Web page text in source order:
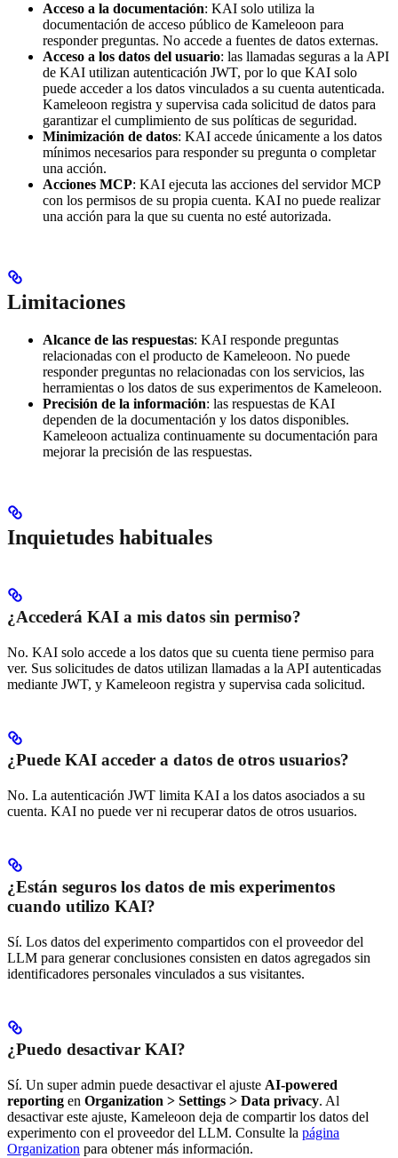
Acceso a la documentación: KAI solo utiliza la
documentación de acceso público de Kameleoon para
responder preguntas. No accede a fuentes de datos externas.
Acceso a los datos del usuario: las llamadas seguras a la API
de KAI utilizan autenticación JWT, por lo que KAI solo
puede acceder a los datos vinculados a su cuenta autenticada.
Kameleoon registra y supervisa cada solicitud de datos para
garantizar el cumplimiento de sus políticas de seguridad.
Minimización de datos: KAI accede únicamente a los datos
mínimos necesarios para responder su pregunta o completar
una acción.
Acciones MCP: KAI ejecuta las acciones del servidor MCP
con los permisos de su propia cuenta. KAI no puede realizar
una acción para la que su cuenta no esté autorizada.
Limitaciones
Alcance de las respuestas: KAI responde preguntas
relacionadas con el producto de Kameleoon. No puede
responder preguntas no relacionadas con los servicios, las
herramientas o los datos de sus experimentos de Kameleoon.
Precisión de la información: las respuestas de KAI
dependen de la documentación y los datos disponibles.
Kameleoon actualiza continuamente su documentación para
mejorar la precisión de las respuestas.
Inquietudes habituales
¿Accederá KAI a mis datos sin permiso?
No. KAI solo accede a los datos que su cuenta tiene permiso para
ver. Sus solicitudes de datos utilizan llamadas a la API autenticadas
mediante JWT, y Kameleoon registra y supervisa cada solicitud.
¿Puede KAI acceder a datos de otros usuarios?
No. La autenticación JWT limita KAI a los datos asociados a su
cuenta. KAI no puede ver ni recuperar datos de otros usuarios.
¿Están seguros los datos de mis experimentos
cuando utilizo KAI?
Sí. Los datos del experimento compartidos con el proveedor del
LLM para generar conclusiones consisten en datos agregados sin
identificadores personales vinculados a sus visitantes.
¿Puedo desactivar KAI?
Sí. Un super admin puede desactivar el ajuste AI-powered
reporting en Organization > Settings > Data privacy. Al
desactivar este ajuste, Kameleoon deja de compartir los datos del
experimento con el proveedor del LLM. Consulte la página
Organization para obtener más información.